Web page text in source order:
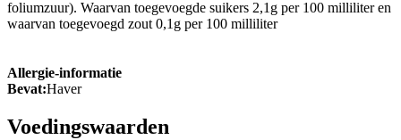
foliumzuur). Waarvan toegevoegde suikers 2,1g per 100 milliliter en
waarvan toegevoegd zout 0,1g per 100 milliliter
Allergie-informatie
Bevat:Haver
Voedingswaarden